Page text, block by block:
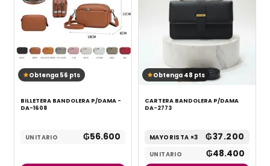
Obtenga 56 pts
BILLETERA BANDOLERA P/DAMA -
DA-1608
UNITARIO ₲56.600
Obtenga 48 pts
CARTERA BANDOLERA P/DAMA
DA-2773
MAYORISTA ×3 ₲37.200
UNITARIO ₲48.400